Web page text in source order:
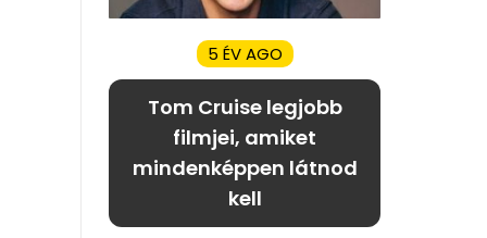
5 ÉV AGO
Tom Cruise legjobb
filmjei, amiket
mindenképpen látnod
kell